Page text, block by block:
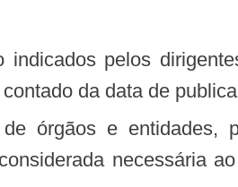
da data de
necessária